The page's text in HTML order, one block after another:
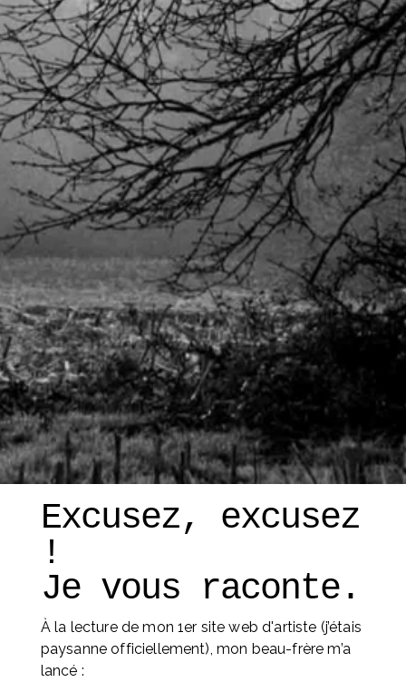
Excusez, excusez
!
À la lecture de mon 1er site web d'artiste (j’étais
paysanne officiellement), mon beau-frère m’a
lancé :